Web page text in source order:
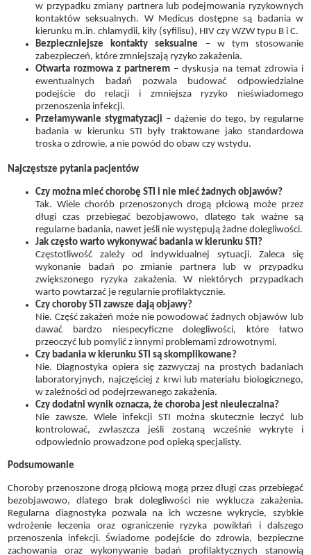
w przypadku zmiany partnera lub podejmowania ryzykownych
kontaktów seksualnych. W Medicus dostępne są badania w
kierunku m.in. chlamydii, kiły (syfilisu), HIV czy WZW typu B i C.
Bezpieczniejsze kontakty seksualne – w tym stosowanie
zabezpieczeń, które zmniejszają ryzyko zakażenia.
Otwarta rozmowa z partnerem – dyskusja na temat zdrowia i
ewentualnych badań pozwala budować odpowiedzialne
podejście do relacji i zmniejsza ryzyko nieświadomego
przenoszenia infekcji.
Przełamywanie stygmatyzacji – dążenie do tego, by regularne
badania w kierunku STI były traktowane jako standardowa
troska o zdrowie, a nie powód do obaw czy wstydu.
Najczęstsze pytania pacjentów
Czy można mieć chorobę STI i nie mieć żadnych objawów?
Tak. Wiele chorób przenoszonych drogą płciową może przez
długi czas przebiegać bezobjawowo, dlatego tak ważne są
regularne badania, nawet jeśli nie występują żadne dolegliwości.
Jak często warto wykonywać badania w kierunku STI?
Częstotliwość zależy od indywidualnej sytuacji. Zaleca się
wykonanie badań po zmianie partnera lub w przypadku
zwiększonego ryzyka zakażenia. W niektórych przypadkach
warto powtarzać je regularnie profilaktycznie.
Czy choroby STI zawsze dają objawy?
Nie. Część zakażeń może nie powodować żadnych objawów lub
dawać bardzo niespecyficzne dolegliwości, które łatwo
przeoczyć lub pomylić z innymi problemami zdrowotnymi.
Czy badania w kierunku STI są skomplikowane?
Nie. Diagnostyka opiera się zazwyczaj na prostych badaniach
laboratoryjnych, najczęściej z krwi lub materiału biologicznego,
w zależności od podejrzewanego zakażenia.
Czy dodatni wynik oznacza, że choroba jest nieuleczalna?
Nie zawsze. Wiele infekcji STI można skutecznie leczyć lub
kontrolować, zwłaszcza jeśli zostaną wcześnie wykryte i
odpowiednio prowadzone pod opieką specjalisty.
Podsumowanie
Choroby przenoszone drogą płciową mogą przez długi czas przebiegać
bezobjawowo, dlatego brak dolegliwości nie wyklucza zakażenia.
Regularna diagnostyka pozwala na ich wczesne wykrycie, szybkie
wdrożenie leczenia oraz ograniczenie ryzyka powikłań i dalszego
przenoszenia infekcji. Świadome podejście do zdrowia, bezpieczne
zachowania oraz wykonywanie badań profilaktycznych stanowią